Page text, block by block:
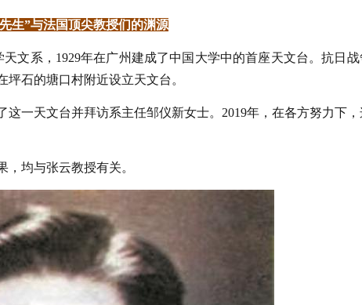
生”与法国顶尖教授们的渊源
文系，1929年在广州建成了中国大学中的首座天文台。抗日战
石的塘口村附近设立天文台。
这一天文台并拜访系主任邹仪新女士。2019年，在各方努力下，
均与张云教授有关。